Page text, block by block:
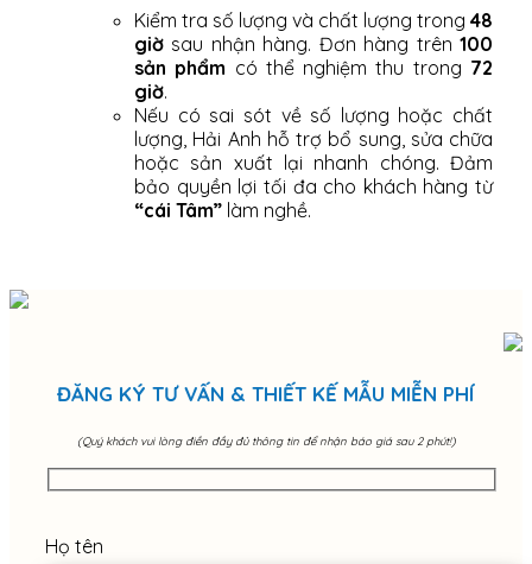
Kiểm tra số lượng và chất lượng trong 48
giờ sau nhận hàng. Đơn hàng trên 100
sản phẩm có thể nghiệm thu trong 72
giờ.
Nếu có sai sót về số lượng hoặc chất
lượng, Hải Anh hỗ trợ bổ sung, sửa chữa
hoặc sản xuất lại nhanh chóng. Đảm
bảo quyền lợi tối đa cho khách hàng từ
“cái Tâm” làm nghề.
ĐĂNG KÝ TƯ VẤN & THIẾT KẾ MẪU MIỄN PHÍ
(Quý khách vui lòng điền đầy đủ thông tin để nhận báo giá sau 2 phút!)
Họ tên